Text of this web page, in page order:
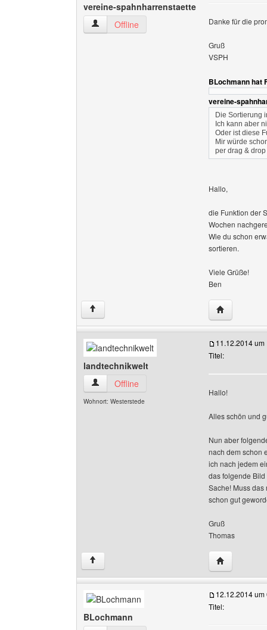
vereine-spahnharrenstaette
vereine-spahnharrenstaette Benutzer-Profile
Offline Danke für die
Gruß
VSPH
BLochmann hat
vereine-
Die Sortierung
Ich kann aber
Oder ist diese
Mir würde
per drag &
Hallo,
die Funktion der
Wochen
Wie du schon
sortieren.
Viele Grüße!
Ben
↑ Website
landtechnikwelt
landtechnikwelt Benutzer-Profile anzeigen
Offline
Wohnort: Westerstede
11.12.2014 um
Titel:
Hallo!
Alles schön und
Nun aber
nach dem schon
ich nach jedem
das folgende
Sache! Muss
schon gut
Gruß
Thomas
↑ Website
BLochmann
12.12.2014 um
Titel: